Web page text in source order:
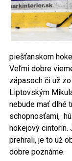
piešťanskom
Veľmi dobre
zápasoch či už
Liptovským
nebude mať dlhé
schopnosťami,
hokejový
prehrali, je to už
dobre poznáme.